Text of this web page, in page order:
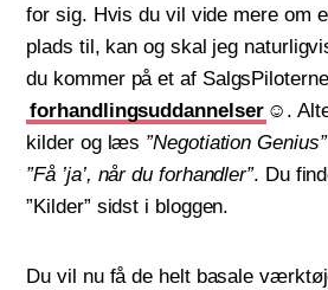
for sig. Hvis du vil vide mere om
plads til, kan og skal jeg
du kommer på et af
forhandlingsuddannelser ☺ .
kilder og læs ”Negotiation
”Få ’ja’, når du forhandler”. Du
”Kilder” sidst i bloggen.
Du vil nu få de helt basale